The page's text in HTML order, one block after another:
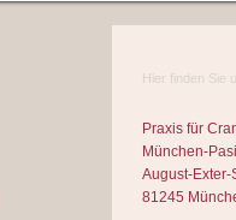
Hier finden Sie
Praxis für
München-
August-Exter-
81245